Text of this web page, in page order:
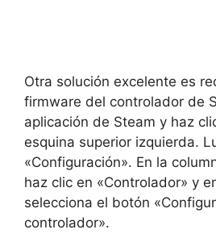
Otra solución excelente es
firmware del controlador de
aplicación de Steam y haz
esquina superior izquierda.
«Configuración». En la
haz clic en «Controlador» y
selecciona el botón
controlador».